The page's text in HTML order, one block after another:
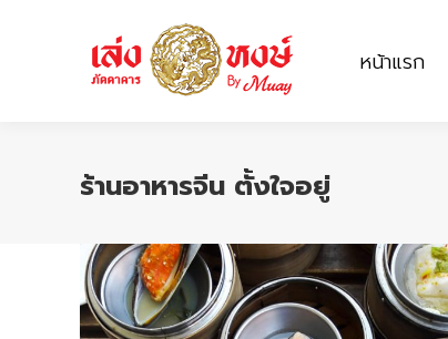
หน้าแรก
ร้านอาหารจีน ตั้งใจอยู่